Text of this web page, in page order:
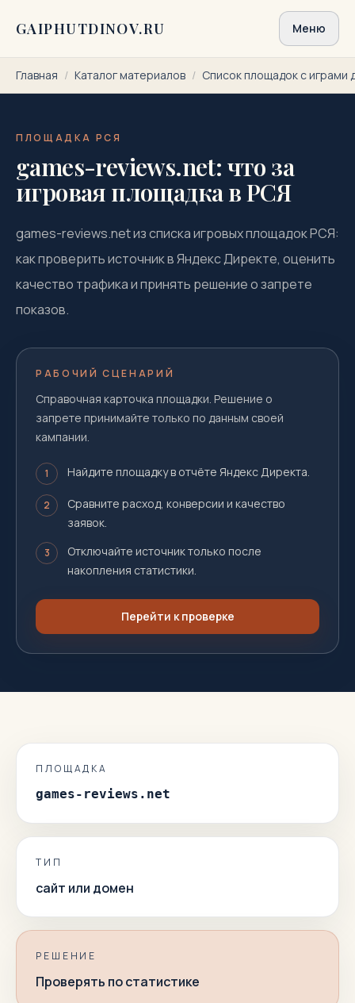
GAIPHUTDINOV.RU Меню
Главная / Каталог материалов / Список площадок с играми
ПЛОЩАДКА РСЯ
games-reviews.net: что за
игровая площадка в РСЯ
games-reviews.net из списка игровых площадок РСЯ:
как проверить источник в Яндекс Директе, оценить
качество трафика и принять решение о запрете
показов.
РАБОЧИЙ СЦЕНАРИЙ
Справочная карточка площадки. Решение о
запрете принимайте только по данным своей
кампании.
1 Найдите площадку в отчёте Яндекс Директа.
2
Сравните расход, конверсии и качество
заявок.
3
Отключайте источник только после
накопления статистики.
Перейти к проверке
ПЛОЩАДКА
games-reviews.net
ТИП
сайт или домен
РЕШЕНИЕ
Проверять по статистике